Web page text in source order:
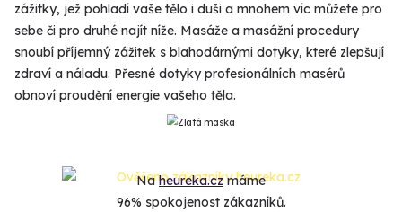
zážitky, jež pohladí vaše tělo i duši a mnohem víc můžete pro
sebe či pro druhé najít níže. Masáže a masážní procedury
snoubí příjemný zážitek s blahodárnými dotyky, které zlepšují
zdraví a náladu. Přesné dotyky profesionálních masérů
obnoví proudění energie vašeho těla.
Naheureka.czmáme
96% spokojenost zákazníků.